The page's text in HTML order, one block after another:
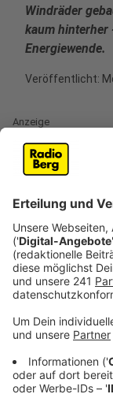
Windräder
kaum hinterher
Energiewende.
Veröffentlicht:
Anzeige
LEE NRW
Anzeige